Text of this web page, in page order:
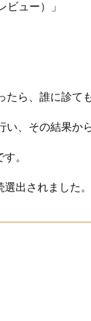
ビュー）」
たら、誰に診て
、その結果か
。
選出されまし